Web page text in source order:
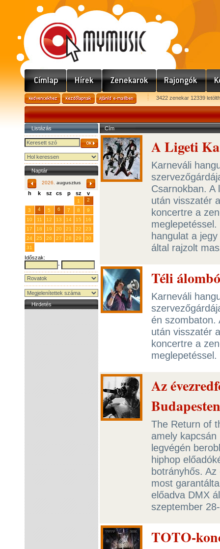
3422 zenekar 12339
Listázás
Naptár
2026. augusztus
h k sz cs p sz v
1
2
3
4 5 6 7 8
9
10
11 12 13 14 15
16
17
18 19 20 21 22
23
24
25 26 27 28 29
30
31
Időszak:
-
Hirdetés
Cím
A Ligeti
Karneváli
Csarnokban. A
után visszatér
koncertre a
hangulat a
által rajzolt
Téli
Karneváli
én szombaton.
után visszatér
koncertre a
meglepetéssel.
Az
Budapesten
The Return of
amely kapcsán
legvégén
hiphop
botrányhős.
most
előadva DMX
szeptember
TOTO-